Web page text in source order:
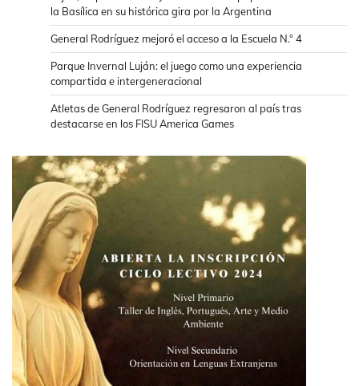
la Basílica en su histórica gira por la Argentina
General Rodríguez mejoró el acceso a la Escuela N.° 4
Parque Invernal Luján: el juego como una experiencia
compartida e intergeneracional
Atletas de General Rodríguez regresaron al país tras
destacarse en los FISU America Games